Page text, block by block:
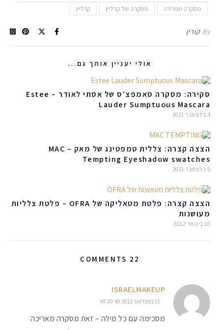
מסקרה מפרידה
מסקרה של קרליין קרליין
By קורין
אולי יעניין אותך גם...
סקירה: מסקרה סאמפצ'ס של אסתי לאודר – Estee
Lauder Sumptuous Mascara
4 בדצמבר 2011
הצצה קצרה: צללית טמפטינג של מאק – MAC
Tempting Eyeshadow swatches
6 בדצמבר 2011
הצצה קצרה: פלטת מטאליקה של OFRA – פלטת צלליות
מעושנות
10 בינואר 2012
22 COMMENTS
ISRAELMAKEUP
12 בפברואר 2012 AT 20:40
מסכימה עם כל מילה – זאת מסקרה מאריכה